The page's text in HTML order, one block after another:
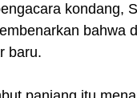
kondang,
bahwa
baru.